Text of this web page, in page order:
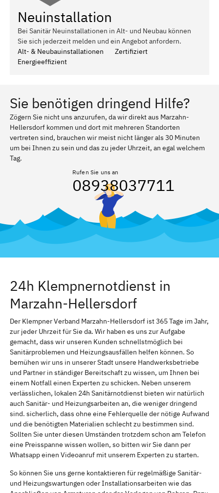
Neuinstallation
Bei Sanitär Neuinstallationen in Alt- und Neubau können
Sie sich jederzeit melden und ein Angebot anfordern.
Alt- & Neubauinstallationen
Zertifiziert
Energieeffizient
Sie benötigen dringend Hilfe?
Zögern Sie nicht uns anzurufen, da wir direkt aus Marzahn-
Hellersdorf kommen und dort mit mehreren Standorten
vertreten sind, brauchen wir meist nicht länger als 30 Minuten
um bei Ihnen zu sein und das zu jeder Uhrzeit, an egal welchem
Tag.
Rufen Sie uns an
08938037711
24h Klempnernotdienst in
Marzahn-Hellersdorf
Der Klempner Verband Marzahn-Hellersdorf ist 365 Tage im Jahr,
zur jeder Uhrzeit für Sie da. Wir haben es uns zur Aufgabe
gemacht, dass wir unseren Kunden schnellstmöglich bei
Sanitärproblemen und Heizungsausfällen helfen können. So
bemühen wir uns in unserer Stadt unsere Handwerksbetriebe
und Partner in ständiger Bereitschaft zu wissen, um Ihnen bei
einem Notfall einen Experten zu schicken. Neben unserem
verlässlichen, lokalen 24h Sanitärnotdienst bieten wir natürlich
auch Sanitär- und Heizungsarbeiten an, die weniger dringend
sind. sicherlich, dass ohne eine Fehlerquelle der nötige Aufwand
und die benötigten Materialien schlecht zu bestimmen sind.
Sollten Sie unter diesen Umständen trotzdem schon am Telefon
eine Preisspanne wissen wollen, so bitten wir Sie dann per
Whatsapp einen Videoanruf mit unserem Experten zu starten.
So können Sie uns gerne kontaktieren für regelmäßige Sanitär-
und Heizungswartungen oder Installationsarbeiten wie das